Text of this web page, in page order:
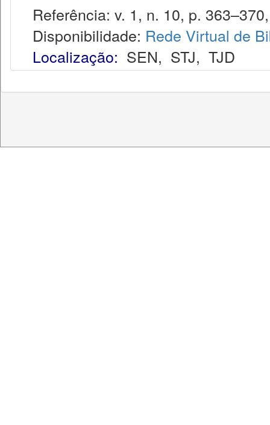
Referência: v. 1, n. 10, p.
Disponibilidade: Rede Virtual de
Localização: SEN, STJ, TJD